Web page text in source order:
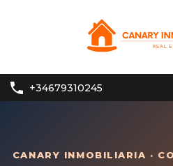
+34679310245
CANARY INMOBILIARIA ·